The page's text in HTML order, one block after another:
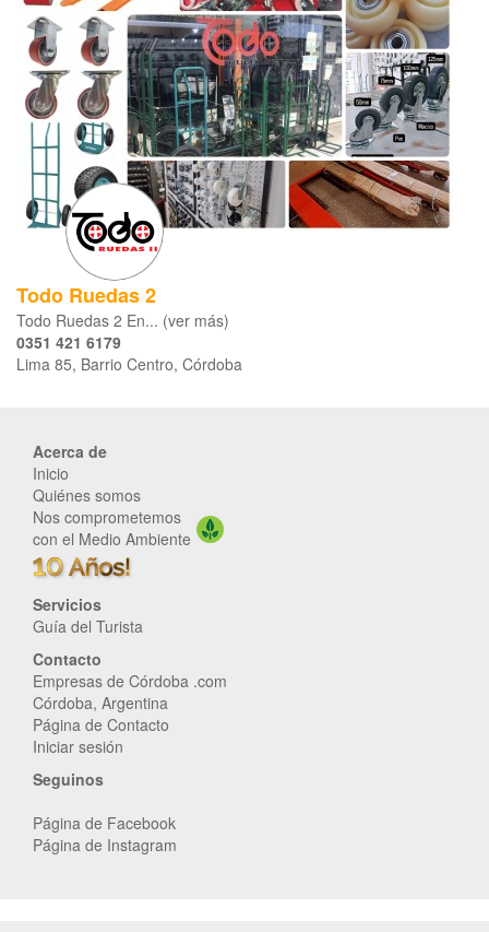
Todo Ruedas 2
Todo Ruedas 2 En... (ver más)
0351 421 6179
Lima 85, Barrio Centro, Córdoba
Acerca de
Inicio
Quiénes somos
Nos comprometemos
con el Medio Ambiente
Servicios
Guía del Turista
Contacto
Empresas de Córdoba .com
Córdoba, Argentina
Página de Contacto
Iniciar sesión
Seguinos
Página de Facebook
Página de Instagram